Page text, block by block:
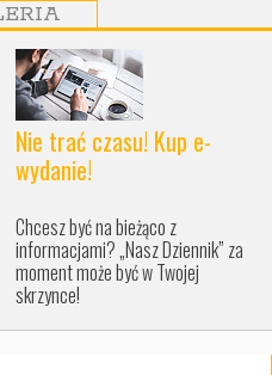
Nie trać czasu! Kup e-
wydanie!
Chcesz być na bieżąco z
informacjami? „Nasz Dziennik” za
moment może być w Twojej
skrzynce!